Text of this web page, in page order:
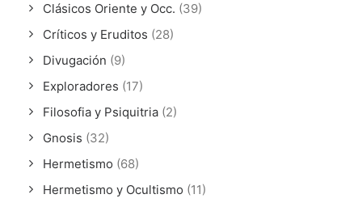
Clásicos Oriente y Occ. (39)
Críticos y Eruditos (28)
Divugación (9)
Exploradores (17)
Filosofia y Psiquitria (2)
Gnosis (32)
Hermetismo (68)
Hermetismo y Ocultismo (11)